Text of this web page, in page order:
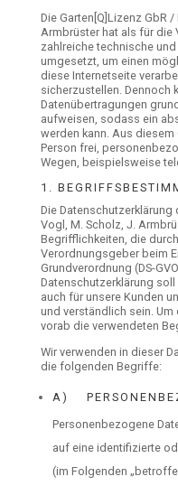
Die Garten[Q]Lizenz GbR
Armbrüster hat als für die
zahlreiche technische
umgesetzt, um einen
diese Internetseite
sicherzustellen. Dennoch
Datenübertragungen
aufweisen, sodass ein
werden kann. Aus
Person frei,
Wegen, beispielsweise
1.
Die Datenschutzerklärung
Vogl, M. Scholz, J.
Begrifflichkeiten, die
Verordnungsgeber beim
Grundverordnung (DS-
Datenschutzerklärung
auch für unsere Kunden
und verständlich sein.
vorab die verwendeten
Wir verwenden in dieser
die folgenden Begriffe:
A)
Personenbezogene
auf eine identifizierte
(im Folgenden